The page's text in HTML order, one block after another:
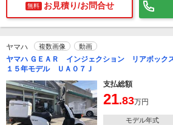
無料 お見積り/お問合せ
ヤマハ 複数画像 動画
ヤマハ ＧＥＡＲ インジェクション リアボック
１５年モデル ＵＡ０７Ｊ
支払総額
21.83万円
モデル年式